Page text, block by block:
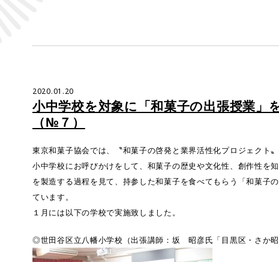
2020.01.20
小中学校を対象に「和菓子の出張授業」
（№７）
東京和菓子協会では、〝和菓子の啓発と業界活性化プロジェクト
小中学校にお呼びかけをして、和菓子の歴史や文化性、創作性を
を製造する過程を見て、持参した和菓子を食べてもらう「和菓子
ています。
１月には以下の学校で実施致しました。
◎世田谷区立八幡小学校（出張講師：坂 昭彦氏「目黒区・さか昭